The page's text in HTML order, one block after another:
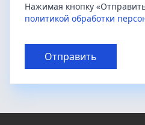
Нажимая кнопку
политикой обработки
Отправить